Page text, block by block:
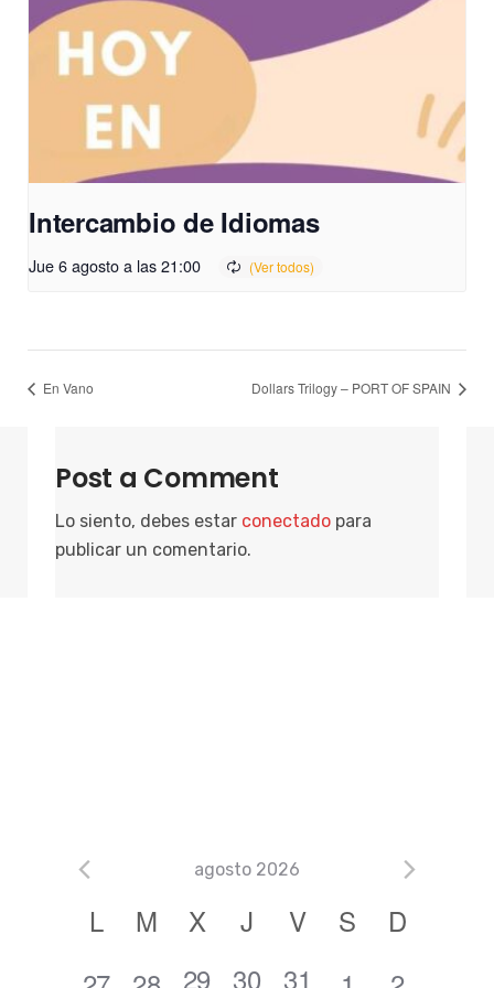
Intercambio de Idiomas
Jue 6 agosto a las 21:00
En Vano Dollars Trilogy – PORT OF SPAIN
Post a Comment
Lo siento, debes estar conectado para
publicar un comentario.
agosto 2026
CL M X J V S
D
1
29
2
30
2
31